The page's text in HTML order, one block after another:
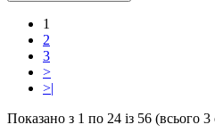
1
2
3
>
>|
Показано з 1 по 24 із 56 (всього 3